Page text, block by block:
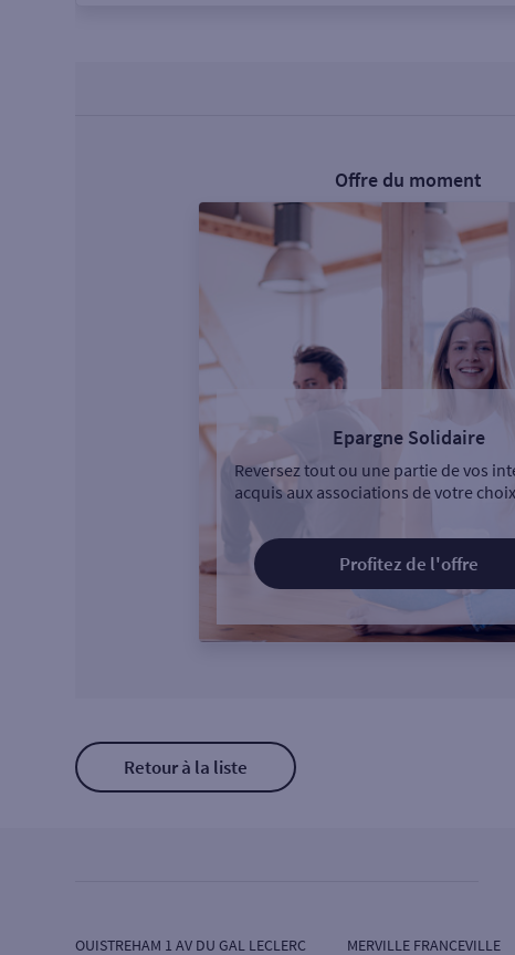
Offre du moment
Epargne Solidaire
Reversez tout ou une partie de vos
acquis aux associations de votre
Profitez de l'offre
Retour à la liste
OUISTREHAM 1 AV DU GAL LECLERC MERVILLE FRANCEVILLE